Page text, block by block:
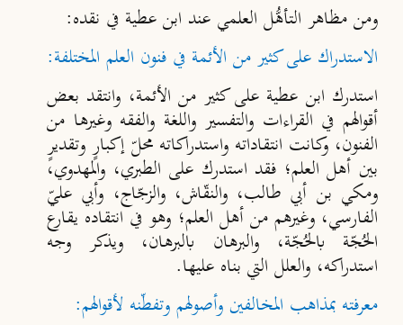
ومن مظاهر التأهُّل العلمي عند ابن عطية في نقده:
الاستدراك على كثير من الأئمة في فنون العلم المختلفة:
استدرك ابن عطية على كثير من الأئمة، وانتقد بعض
أقوالهم في القراءات والتفسير واللغة والفقه وغيرها من
الفنون، وكانت انتقاداته واستدراكاته محلإكبارٍ وتقديرٍ
بين أهل العلم؛ فقد استدرك على الطبري، والمهدوي،
ومكي بن أبي طالب، والنقاش، والزجّاج، وأبي علي
الفارسي، وغيرهم من أهل العلم؛ وهو في انتقاده يقارع
الحُجّة بالحُجّة، والبرهان بالبرهان، ويذكر وجه
استدراكه، والعلل التي بناه عليها.
معرفته بمذاهب المخالفين وأصولهم وتفطّنه لأقوالهم: